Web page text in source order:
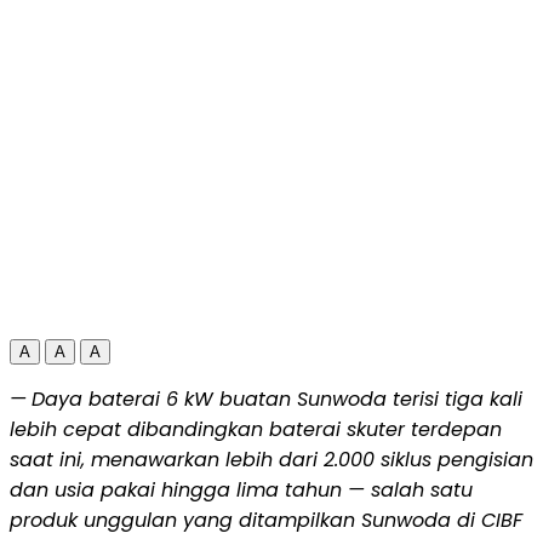
A A A
—Daya baterai 6 kW buatan Sunwoda terisi tiga kali
lebih cepat dibandingkan baterai skuter terdepan
saat ini, menawarkan lebih dari 2.000 siklus pengisian
dan usia pakai hingga lima tahun — salah satu
produk unggulan yang ditampilkan Sunwoda di CIBF